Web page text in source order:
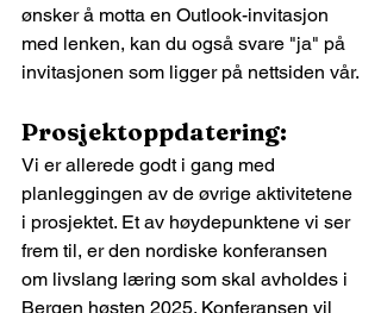
ønsker å motta en Outlook-invitasjon
med lenken, kan du også svare "ja" på
invitasjonen som ligger på nettsiden vår.
Prosjektoppdatering:
Vi er allerede godt i gang med
planleggingen av de øvrige aktivitetene
i prosjektet. Et av høydepunktene vi ser
frem til, er den nordiske konferansen
om livslang læring som skal avholdes i
Bergen høsten 2025. Konferansen vil